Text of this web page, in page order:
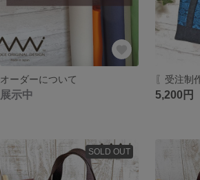
オーダーについて
展示中 5,200円
SOLD OUT